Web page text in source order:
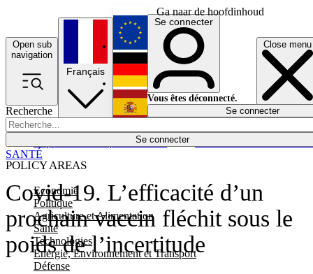
Ga naar de hoofdinhoud
Open sub
navigation
Close menu
Recherche
Se connecter
POLICY AREAS
Economie
Politique
Agriculture et Alimentation
Santé
Technologies
Energie, Environnement et Transport
Défense
Économie
Français
English
Deutsch
Español
Se connecter
Vous êtes déconnecté.
Se connecter
Covid-19. L’efficacité d’un
prochain vaccin fléchit sous le
poids de l’incertitude
SANTÉ